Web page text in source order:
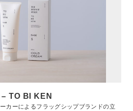
TO BI KEN
カーによるフラッグシップブランドの立